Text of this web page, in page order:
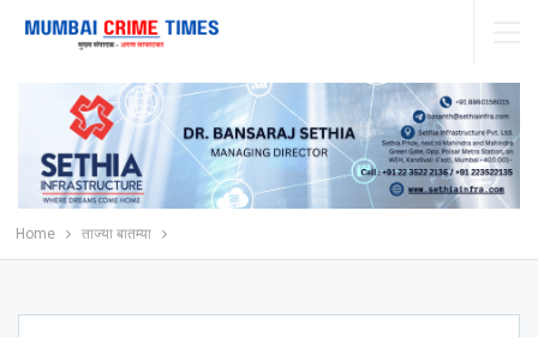
Home ताज्या बातम्या